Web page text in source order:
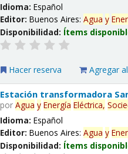
Idioma:Español
Editor:Buenos Aires:Agua y
Disponibilidad: Ítems
Hacer reserva Agregar
Estación transformadora
porAgua y Energía Eléctrica,
Idioma:Español
Editor:Buenos Aires:Agua y
Disponibilidad: Ítems